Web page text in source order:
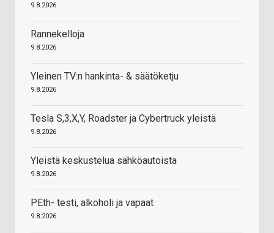
9.8.2026
Rannekelloja
9.8.2026
Yleinen TV:n hankinta- & säätöketju
9.8.2026
Tesla S,3,X,Y, Roadster ja Cybertruck yleistä
9.8.2026
Yleistä keskustelua sähköautoista
9.8.2026
PEth- testi, alkoholi ja vapaat
9.8.2026